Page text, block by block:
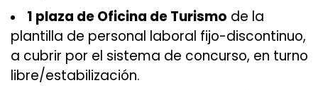
1 plaza de Oficina de Turismo de la
plantilla de personal laboral fijo-discontinuo,
a cubrir por el sistema de concurso, en turno
libre/estabilización.